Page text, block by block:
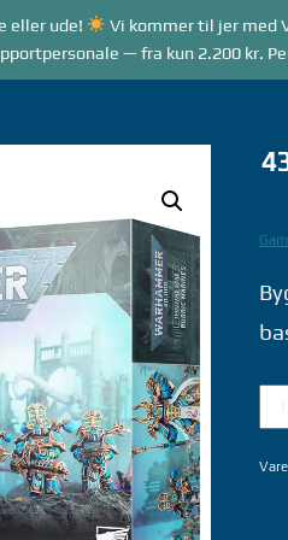
eller ude!
Vi kommer til jer med
— fra kun 2.200 kr.
ARRANGEMENTER VR
35